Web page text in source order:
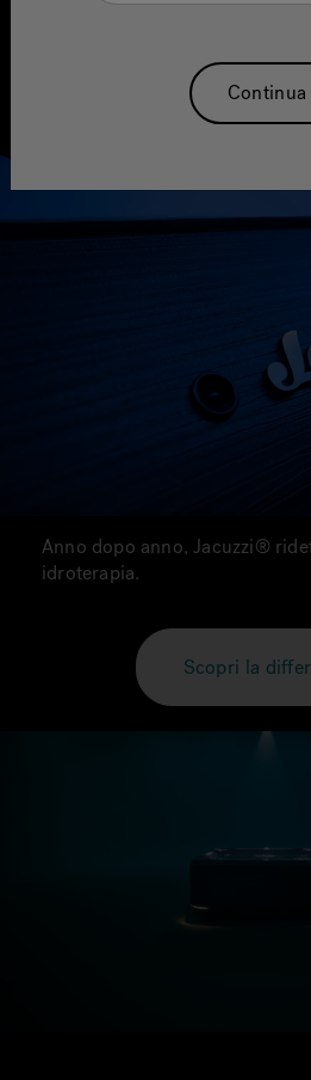
Anno dopo anno, Jacuzzi®
idroterapia.
Scopri la
Continua